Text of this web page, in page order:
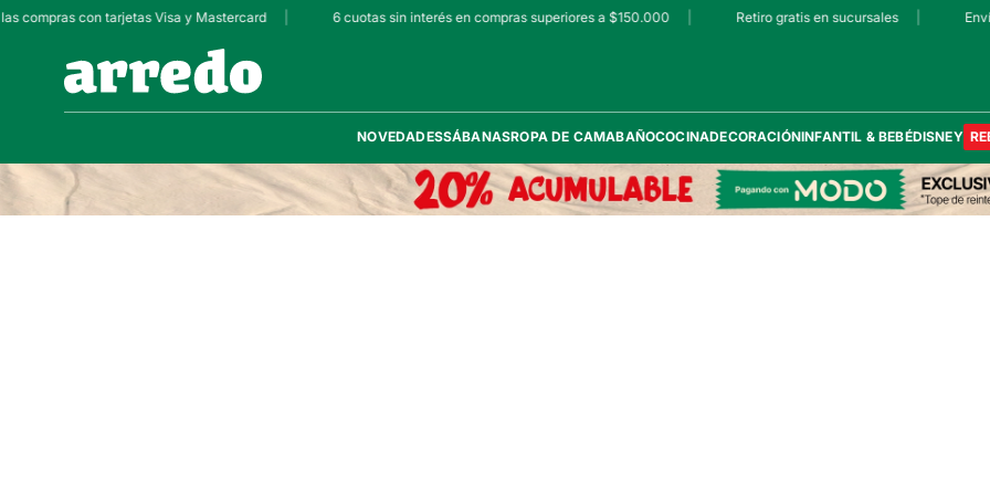
compras con tarjetas Visa y Mastercard 6 cuotas sin interés en compras superiores a $150.000 Retiro gratis en sucursales
NOVEDADESSÁBANASROPA DE CAMABAÑOCOCINADECORACIÓNINFANTIL & BEBÉDISNEY